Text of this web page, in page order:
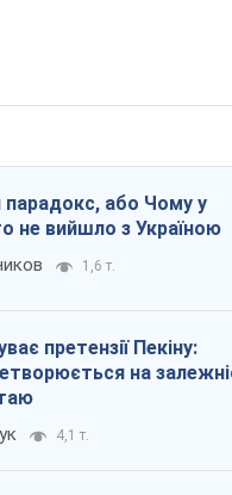
парадокс, або Чому у
не вийшло з Україною
1,6 т.
претензії Пекіну:
на
4,1 т.